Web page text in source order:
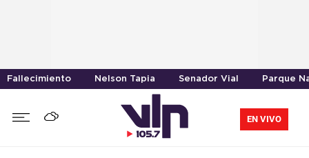
Fallecimiento Nelson Tapia Senador Vial Parque
EN VIVO